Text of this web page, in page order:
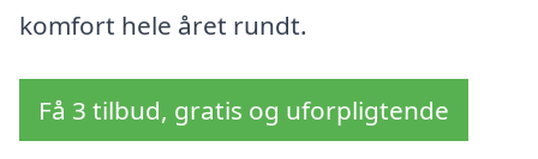
komfort hele året rundt.
Få 3 tilbud, gratis og uforpligtende